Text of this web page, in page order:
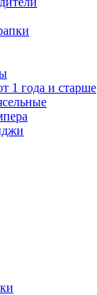
1 года и старше